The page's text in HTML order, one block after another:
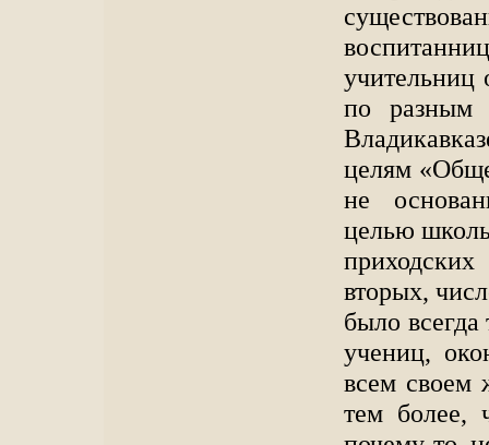
учительниц
по разным
целям
не
целью
вторых,
было всегда
учениц,
всем своем
тем более,